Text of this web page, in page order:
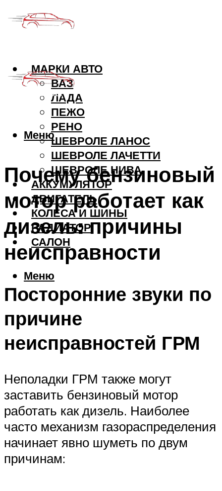
МАРКИ АВТО
ВАЗ
ЛАДА
ПЕЖО
РЕНО
ШЕВРОЛЕ ЛАНОС
ШЕВРОЛЕ ЛАЧЕТТИ
ШЕВРОЛЕ НИВА
АККУМУЛЯТОР
ДВИГАТЕЛЬ
КОЛЕСА И ШИНЫ
РАДИАТОР
САЛОН
Меню
Меню
Почему бензиновый
мотор работает как
дизель: причины
неисправности
Посторонние звуки по
причине
неисправностей ГРМ
Неполадки ГРМ также могут
заставить бензиновый мотор
работать как дизель. Наиболее
часто механизм газораспределения
начинает явно шуметь по двум
причинам: